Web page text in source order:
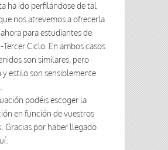
ha ido perfilándose de tal
nos atrevemos a ofrecerla
para estudiantes de
Tercer Ciclo. En ambos casos
son similares, pero
y estilo son sensiblemente
podéis escoger la
en función de vuestros
Gracias por haber llegado